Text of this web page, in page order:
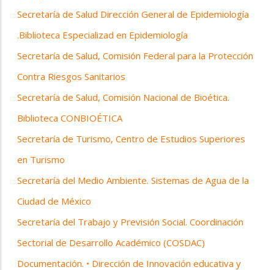
Secretaría de Salud Dirección General de Epidemiología
.Biblioteca Especializad en Epidemiología
Secretaría de Salud, Comisión Federal para la Protección
Contra Riesgos Sanitarios
Secretaría de Salud, Comisión Nacional de Bioética.
Biblioteca CONBIOÉTICA
Secretaría de Turismo, Centro de Estudios Superiores
en Turismo
Secretaría del Medio Ambiente. Sistemas de Agua de la
Ciudad de México
Secretaría del Trabajo y Previsión Social. Coordinación
Sectorial de Desarrollo Académico (COSDAC)
Documentación. • Dirección de Innovación educativa y